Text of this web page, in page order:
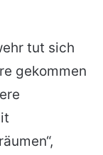
tut sich
gekommen